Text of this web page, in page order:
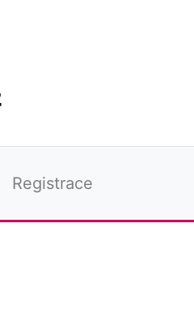
Registrace